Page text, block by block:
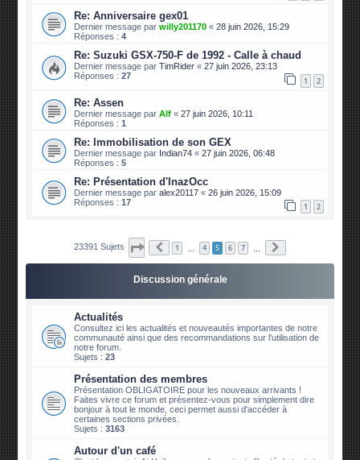
Re: Anniversaire gex01
Dernier message parwilly201170 «28 juin 2026, 15:29
Réponses :4
Re: Suzuki GSX-750-F de 1992 - Calle à chaud
Dernier message parTimRider «27 juin 2026, 23:13
Réponses :27 1 2
Re: Assen
Dernier message parAlf «27 juin 2026, 10:11
Réponses :1
Re: Immobilisation de son GEX
Dernier message par Indian74 «27 juin 2026, 06:48
Réponses :5
Re: Présentation d'InazOcc
Dernier message paralex20117 «26 juin 2026, 15:09
Réponses :17 1 2
23391 Sujets Page5sur2340
Précédente
1 4 5 6 7
Discussion générale
Actualités
Consultez ici les actualités et nouveautés importantes de notre
communauté ainsi que des recommandations sur l'utilisation de
notre forum.
Sujets :23
Présentation des membres
Présentation OBLIGATOIRE pour les nouveaux arrivants !
Faites vivre ce forum et présentez-vous pour simplement dire
bonjour à tout le monde, ceci permet aussi d'accéder à
certaines sections privées.
Sujets :3163
Autour d'un café